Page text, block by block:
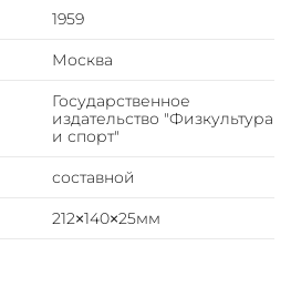
процесса.
1959
Москва
Государственное
издательство "Физкультура
и спорт"
составной
212×140×25мм